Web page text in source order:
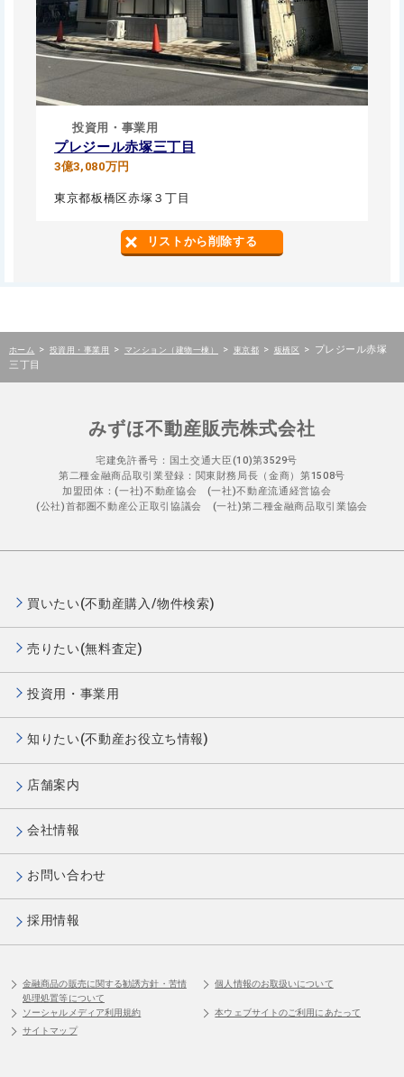
投資用・事業用
プレジール赤塚三丁目
3億3,080万円
東京都板橋区赤塚３丁目
リストから削除する
ホーム > 投資用・事業用 > マンション（建物一棟） > 東京都 > 板橋区 > プレジール赤塚
三丁目
みずほ不動産販売株式会社
宅建免許番号：国土交通大臣(10)第3529号
第二種金融商品取引業登録：関東財務局長（金商）第1508号
加盟団体：(一社)不動産協会 (一社)不動産流通経営協会
(公社)首都圏不動産公正取引協議会 (一社)第二種金融商品取引業協会
買いたい(不動産購入/物件検索)
売りたい(無料査定)
投資用・事業用
知りたい(不動産お役立ち情報)
店舗案内
会社情報
お問い合わせ
採用情報
金融商品の販売に関する勧誘方針・苦情
処理処置等について
個人情報のお取扱いについて
ソーシャルメディア利用規約
本ウェブサイトのご利用にあたって
サイトマップ